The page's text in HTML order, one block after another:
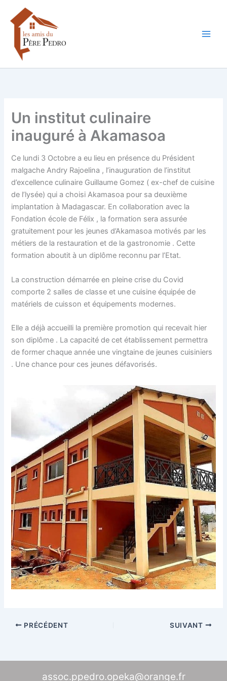
contenu
Un institut culinaire
inauguré à Akamasoa
Ce lundi 3 Octobre a eu lieu en présence du Président
malgache Andry Rajoelina , l’inauguration de l’institut
d’excellence culinaire Guillaume Gomez ( ex-chef de cuisine
de l’lysée) qui a choisi Akamasoa pour sa deuxième
implantation à Madagascar. En collaboration avec la
Fondation école de Félix , la formation sera assurée
gratuitement pour les jeunes d’Akamasoa motivés par les
métiers de la restauration et de la gastronomie . Cette
formation aboutit à un diplôme reconnu par l’Etat.
La construction démarrée en pleine crise du Covid
comporte 2 salles de classe et une cuisine équipée de
matériels de cuisson et équipements modernes.
Elle a déjà accueilli la première promotion qui recevait hier
son diplôme . La capacité de cet établissement permettra
de former chaque année une vingtaine de jeunes cuisiniers
. Une chance pour ces jeunes défavorisés.
PRÉCÉDENT SUIVANT
assoc.ppedro.opeka@orange.fr